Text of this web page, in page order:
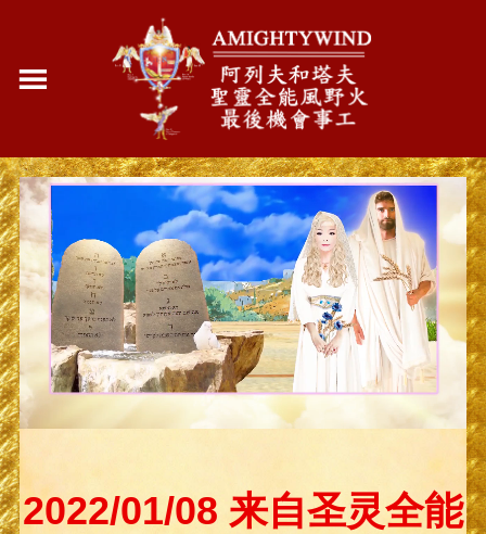
2022/01/08 来自圣灵全能